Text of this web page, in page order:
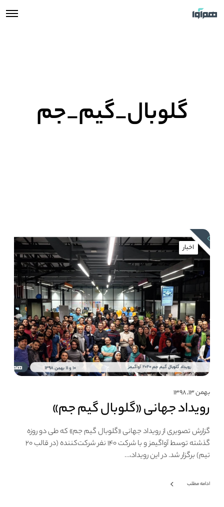
گلوبال_گیم_جم
اخبار
بهمن ۱۳, ۱۳۹۸
رویداد جهانی «گلوبال گیم جم»
گزارش تصویری از رویداد جهانی «گلوبال گیم جم» که طی دو روزه
گذشته توسط آواگیمز و با شرکت ۱۴۰ نفر شرکت‌کننده (در قالب ۲۰
تیم) برگزار شد. در این رویداد،…
ادامه مطلب